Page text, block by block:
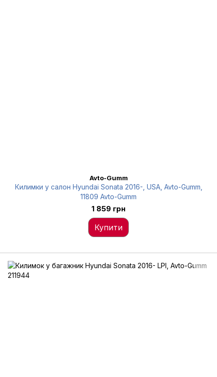
Avto-Gumm
Килимки у салон Hyundai Sonata 2016-, USA, Avto-Gumm,
11809 Avto-Gumm
1 859 грн
Купити